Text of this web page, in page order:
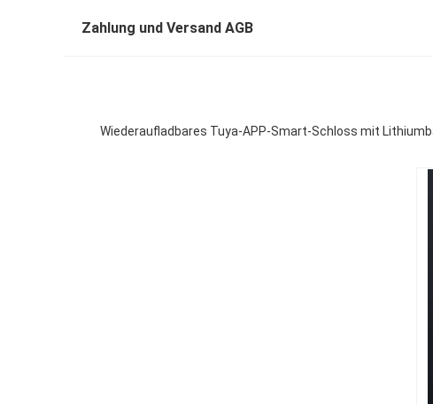
Zahlung und Versand AGB
Wiederaufladbares Tuya-APP-Smart-Schloss mit